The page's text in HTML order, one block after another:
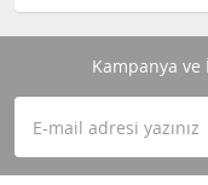
Kampanya